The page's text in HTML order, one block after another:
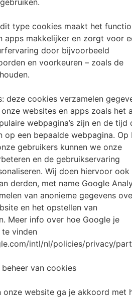
type cookies maakt het
apps makkelijker en zorgt voor
door bijvoorbeeld
en voorkeuren – zoals de
deze cookies verzamelen
websites en apps zoals het
webpagina’s zijn en de tijd
op een bepaalde webpagina. Op
gebruikers kunnen we onze
en de gebruikservaring
Wij doen hiervoor ook
derden, met name Google
van anonieme gegevens
en het opstellen van
Meer info over hoe Google je
vinden
intl/nl/policies/privacy/
van cookies
onze website ga je akkoord met